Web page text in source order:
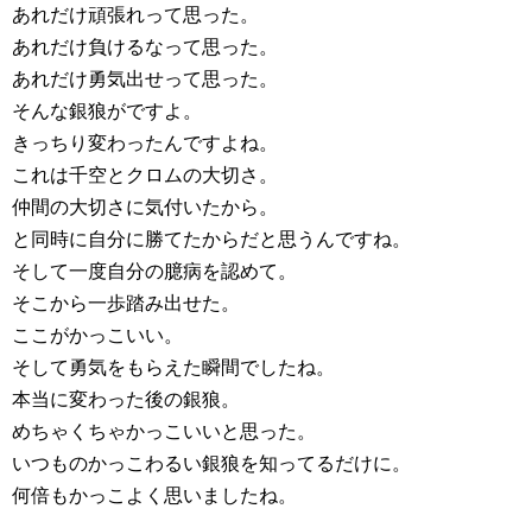
あれだけ頑張れって思った。
あれだけ負けるなって思った。
あれだけ勇気出せって思った。
そんな銀狼がですよ。
きっちり変わったんですよね。
これは千空とクロムの大切さ。
仲間の大切さに気付いたから。
と同時に自分に勝てたからだと思うんですね。
そして一度自分の臆病を認めて。
そこから一歩踏み出せた。
ここがかっこいい。
そして勇気をもらえた瞬間でしたね。
本当に変わった後の銀狼。
めちゃくちゃかっこいいと思った。
いつものかっこわるい銀狼を知ってるだけに。
何倍もかっこよく思いましたね。